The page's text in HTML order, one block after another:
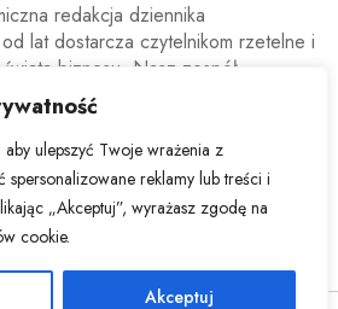
ulepszyć Twoje wrażenia z
spersonalizowane reklamy lub treści i
„Akceptuj”, wyrażasz zgodę na
cookie.
Akceptuj
redakcja dziennika
lat dostarcza czytelnikom rzetelne i
biznesu. Nasz zespół
i ekspertów ekonomicznych
wydarzenia rynkowe,
decyzje mające wpływ na polską i